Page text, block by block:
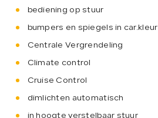
bediening op stuur
bumpers en spiegels in car.kleur
Centrale Vergrendeling
Climate control
Cruise Control
dimlichten automatisch
in hoogte verstelbaar stuur